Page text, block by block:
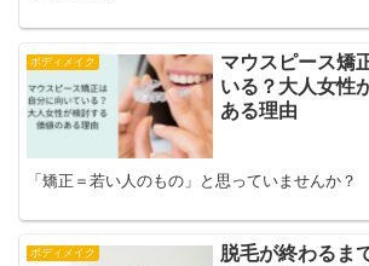
ボディメイク
マウスピース矯
いる？大人女性
ある理由
「矯正＝若い人のもの」と思っていませんか？
ボディメイク
脱毛が終わるま